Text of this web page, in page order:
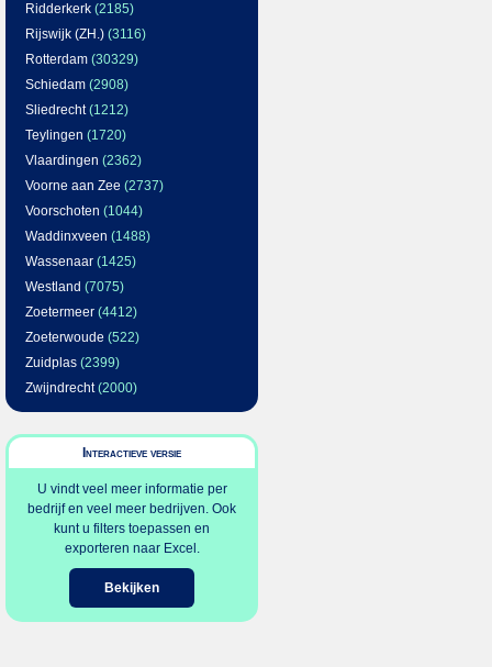
Ridderkerk (2185)
Rijswijk (ZH.) (3116)
Rotterdam (30329)
Schiedam (2908)
Sliedrecht(1212)
Teylingen (1720)
Vlaardingen (2362)
Voorne aan Zee (2737)
Voorschoten (1044)
Waddinxveen (1488)
Wassenaar (1425)
Westland (7075)
Zoetermeer (4412)
Zoeterwoude (522)
Zuidplas (2399)
Zwijndrecht(2000)
Interactieve versie
U vindt veel meer informatie per
bedrijf en veel meer bedrijven. Ook
kunt u filters toepassen en
exporteren naar Excel.
Bekijken